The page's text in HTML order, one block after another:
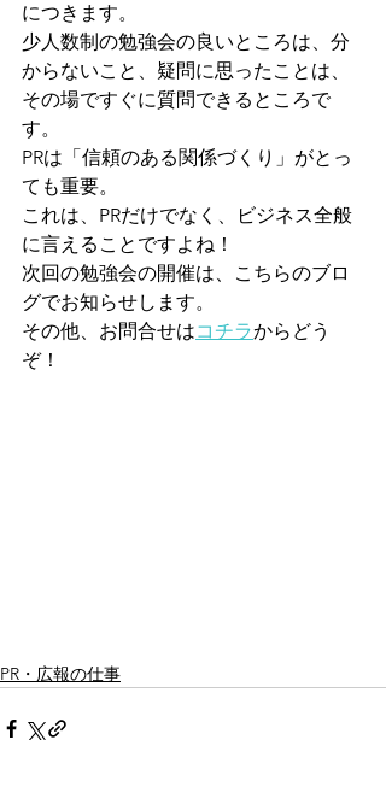
につきます。
少人数制の勉強会の良いところは、分
からないこと、疑問に思ったことは、
その場ですぐに質問できるところで
す。
PRは「信頼のある関係づくり」がとっ
ても重要。
これは、PRだけでなく、ビジネス全般
に言えることですよね！
次回の勉強会の開催は、こちらのブロ
グでお知らせします。
その他、お問合せはコチラからどう
ぞ！
PR・広報の仕事